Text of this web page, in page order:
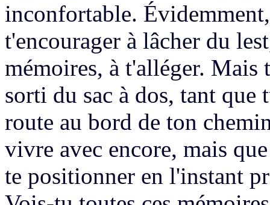
inconfortable.
t'encourager à lâcher du
mémoires, à t'alléger. Mais
sorti du sac à dos, tant que
route au bord de ton
vivre avec encore, mais
te positionner en l'instant